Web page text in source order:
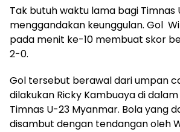
Tak butuh waktu lama bagi Timnas
menggandakan keunggulan. Gol
pada menit ke-10 membuat skor
2-0.
Gol tersebut berawal dari umpan
dilakukan Ricky Kambuaya di
Timnas U-23 Myanmar. Bola yang
disambut dengan tendangan oleh